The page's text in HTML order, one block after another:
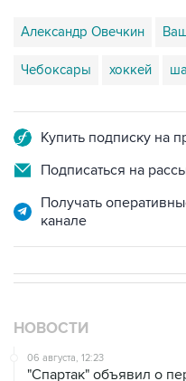
Александр Овечкин
Чебоксары хоккей
Купить подписку на
Подписаться на
Получать
канале
НОВОСТИ
06 августа, 12:23
"Спартак" объявил о